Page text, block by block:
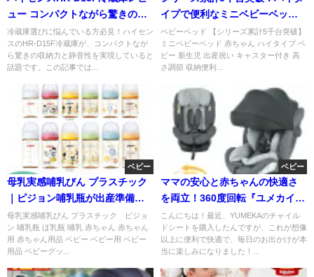
ュー コンパクトながら驚きの収
納力と静音性を実現！
冷蔵庫選びに悩んでいる方必見！ハイセン
スのHR-D15F冷蔵庫が、コンパクトなが
ら驚きの収納力と静音性を実現していると
話題です。この記事では...
イプで便利なミニベビーベッド
徹底解説
ベビーベッド 【シリーズ累計5千台突破】
ミニベビーベッド 赤ちゃん ハイタイプ ベ
ビー 新生児 出産祝い キャスター付き 高
さ調節 収納便利...
ベビー
母乳実感哺乳びん プラスチック
｜ピジョン哺乳瓶が出産準備・
育児に人気の理由
母乳実感哺乳びん プラスチック ピジョ
ン 哺乳瓶 ほ乳瓶 哺乳 赤ちゃん 赤ちゃん
用 赤ちゃん用品 ベビー ベビー用 ベビー
用品 ベビーグッ...
ベビー
ママの安心と赤ちゃんの快適さ
を両立！360度回転『ユメカイン
テリア チャイルドシート』で毎
日のお出かけが楽しみに♪口コミ
レビュー
こんにちは！最近、YUMEKAのチャイル
ドシートを購入したんですが、これが想像
以上に便利で快適で、毎日のお出かけが本
当に楽しみになりました！...